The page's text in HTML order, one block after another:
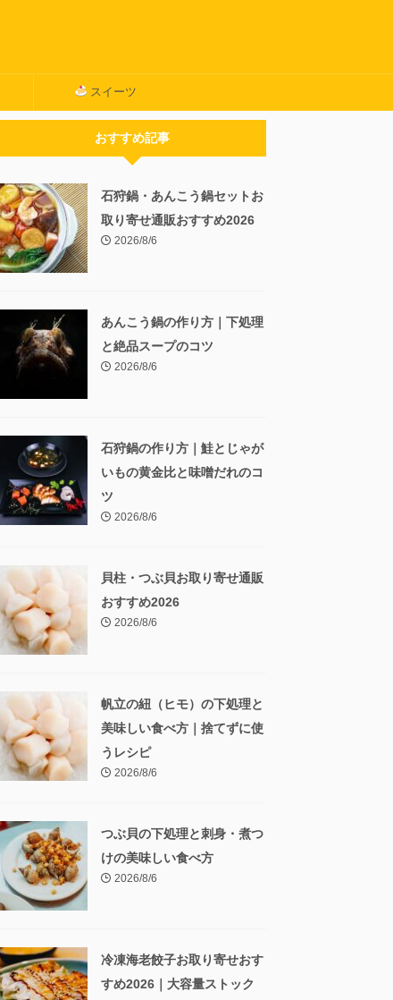
スイーツ
おすすめ記事
石狩鍋・あんこう鍋セットお
取り寄せ通販おすすめ2026
2026/8/6
あんこう鍋の作り方｜下処理
と絶品スープのコツ
2026/8/6
石狩鍋の作り方｜鮭とじゃが
いもの黄金比と味噌だれのコ
ツ
2026/8/6
貝柱・つぶ貝お取り寄せ通販
おすすめ2026
2026/8/6
帆立の紐（ヒモ）の下処理と
美味しい食べ方｜捨てずに使
うレシピ
2026/8/6
つぶ貝の下処理と刺身・煮つ
けの美味しい食べ方
2026/8/6
冷凍海老餃子お取り寄せおす
すめ2026｜大容量ストック